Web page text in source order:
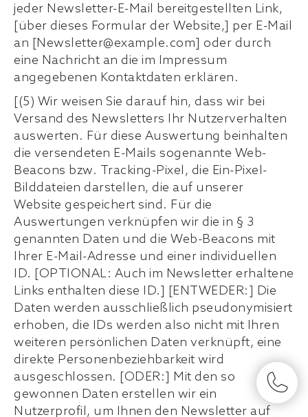
jeder Newsletter-E-Mail bereitgestellten Link,
[über dieses Formular der Website,] per E-Mail
an [Newsletter@example.com] oder durch
eine Nachricht an die im Impressum
angegebenen Kontaktdaten erklären.
[(5) Wir weisen Sie darauf hin, dass wir bei
Versand des Newsletters Ihr Nutzerverhalten
auswerten. Für diese Auswertung beinhalten
die versendeten E-Mails sogenannte Web-
Beacons bzw. Tracking-Pixel, die Ein-Pixel-
Bilddateien darstellen, die auf unserer
Website gespeichert sind. Für die
Auswertungen verknüpfen wir die in § 3
genannten Daten und die Web-Beacons mit
Ihrer E-Mail-Adresse und einer individuellen
ID. [OPTIONAL: Auch im Newsletter erhaltene
Links enthalten diese ID.] [ENTWEDER:] Die
Daten werden ausschließlich pseudonymisiert
erhoben, die IDs werden also nicht mit Ihren
weiteren persönlichen Daten verknüpft, eine
direkte Personenbeziehbarkeit wird
ausgeschlossen. [ODER:] Mit den so
gewonnen Daten erstellen wir ein
Nutzerprofil, um Ihnen den Newsletter auf